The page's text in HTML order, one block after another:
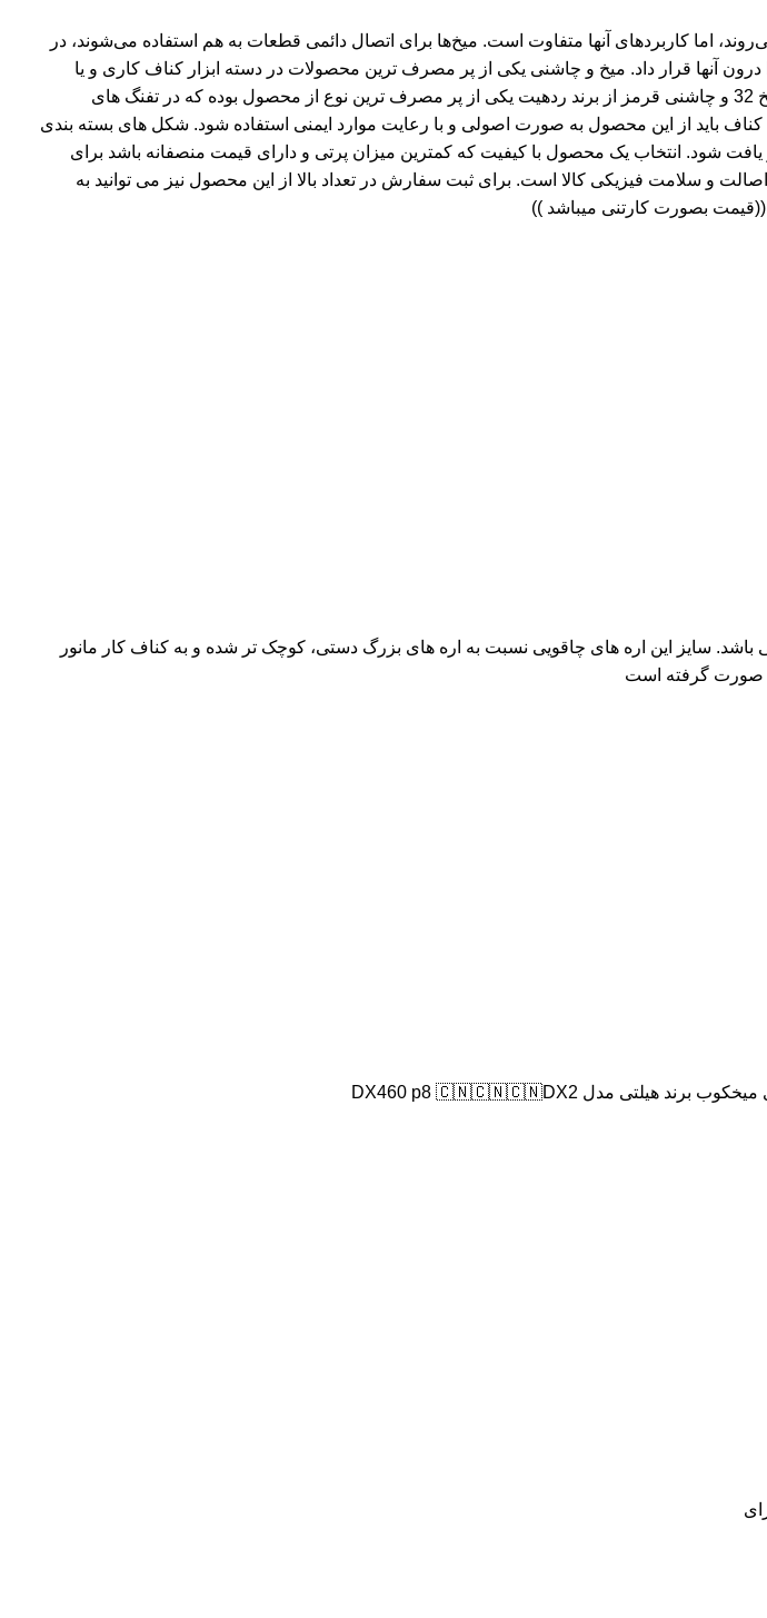
اما کاربردهای آنها متفاوت است. میخ‌ها برای اتصال دائمی قطعات به هم استفاده می‌شوند، در
آنها قرار داد. میخ و چاشنی یکی از پر مصرف ترین محصولات در دسته ابزار کناف کاری و یا
ساختمان سازی می باشد. میخ و چاشنی دارای تنوع کاملی از سایز و یا نوع شکل ظاهری است. میخ 32 و چاشنی قرمز از برند ردهیت یکی از پر مصرف ترین نوع از محصول بوده که در تفنگ های
باید از این محصول به صورت اصولی و با رعایت موارد ایمنی استفاده شود. شکل های بسته بندی
شود. انتخاب یک محصول با کیفیت که کمترین میزان پرتی و دارای قیمت منصفانه باشد برای
و سلامت فیزیکی کالا است. برای ثبت سفارش در تعداد بالا از این محصول نیز می توانید به
بصورت کارتنی میباشد ))
سایز این اره های چاقویی نسبت به اره های بزرگ دستی، کوچک تر شده و به کناف کار مانور